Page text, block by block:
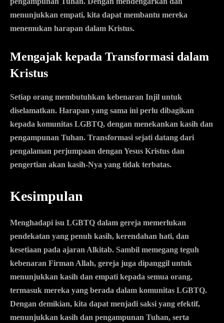
menunjukkan empati, kita dapat membantu mereka
menemukan harapan dalam Kristus.
Mengajak kepada Transformasi dalam
Kristus
Setiap orang membutuhkan kebenaran Injil untuk
diselamatkan. Harapan yang sama ini perlu dibagikan
kepada komunitas LGBTQ, dengan menekankan kasih dan
pengampunan Tuhan. Transformasi sejati datang dari
pengalaman perjumpaan dengan Yesus Kristus dan
pengertian akan kasih-Nya yang tidak terbatas.
Kesimpulan
Menghadapi isu LGBTQ dalam gereja memerlukan
pendekatan yang penuh kasih, kerendahan hati, dan
kesetiaan pada ajaran Alkitab. Sambil memegang teguh
kebenaran Firman Allah, gereja juga dipanggil untuk
menunjukkan kasih dan empati kepada semua orang,
termasuk mereka yang berada dalam komunitas LGBTQ.
Dengan demikian, kita dapat menjadi saksi yang efektif,
menunjukkan kasih dan pengampunan Tuhan, serta